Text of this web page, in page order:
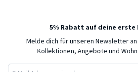
5% Rabatt auf deine erste
Melde dich für unseren Newsletter
Kollektionen, Angebote und